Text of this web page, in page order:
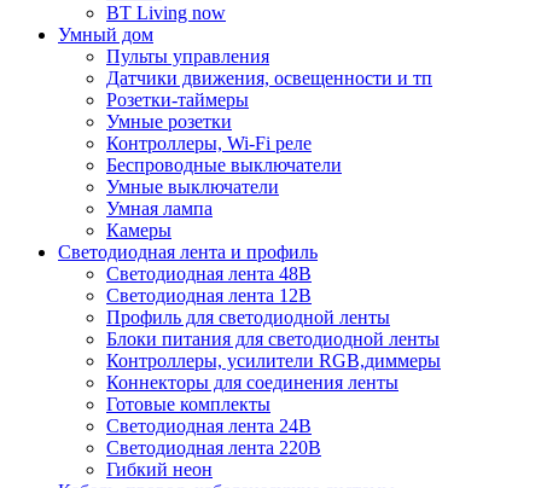
BT Living now
Умный дом
Пульты управления
Датчики движения, освещенности и тп
Розетки-таймеры
Умные розетки
Контроллеры, Wi-Fi реле
Беспроводные выключатели
Умные выключатели
Умная лампа
Камеры
Светодиодная лента и профиль
Светодиодная лента 48В
Светодиодная лента 12В
Профиль для светодиодной ленты
Блоки питания для светодиодной ленты
Контроллеры, усилители RGB,диммеры
Коннекторы для соединения ленты
Готовые комплекты
Светодиодная лента 24В
Светодиодная лента 220В
Гибкий неон